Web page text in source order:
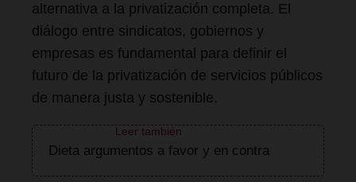
alternativa a la privatización completa. El
diálogo entre sindicatos, gobiernos y
empresas es fundamental para definir el
futuro de la privatización de servicios públicos
de manera justa y sostenible.
Dieta argumentos a favor y en contra